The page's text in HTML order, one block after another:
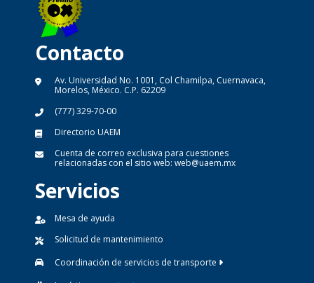
Contacto
Av. Universidad No. 1001, Col Chamilpa, Cuernavaca,
Morelos, México. C.P. 62209
(777) 329-70-00
Directorio UAEM
Cuenta de correo exclusiva para cuestiones
relacionadas con el sitio web: web@uaem.mx
Servicios
Mesa de ayuda
Solicitud de mantenimiento
Coordinación de servicios de transporte